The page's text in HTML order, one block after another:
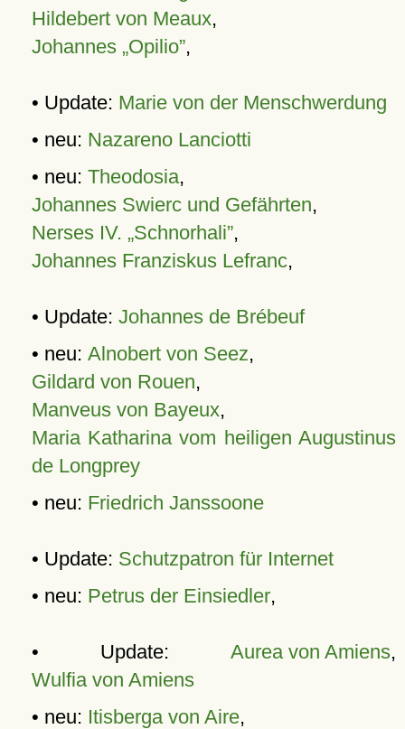
Hildebert von Meaux,
Johannes „Opilio”,
• Update: Marie von der Menschwerdung
• neu: Nazareno Lanciotti
• neu: Theodosia,
Johannes Swierc und Gefährten,
Nerses IV. „Schnorhali”,
Johannes Franziskus Lefranc,
• Update: Johannes de Brébeuf
• neu: Alnobert von Seez,
Gildard von Rouen,
Manveus von Bayeux,
Maria Katharina vom heiligen Augustinus
de Longprey
• neu: Friedrich Janssoone
• Update: Schutzpatron für Internet
• neu: Petrus der Einsiedler,
• Update: Aurea von Amiens,
Wulfia von Amiens
• neu: Itisberga von Aire,